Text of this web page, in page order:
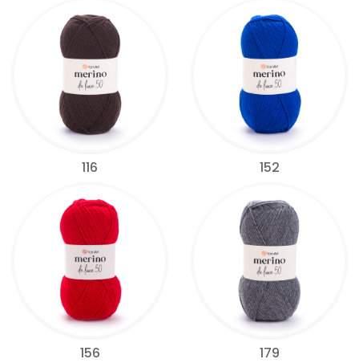
116 152
156 179